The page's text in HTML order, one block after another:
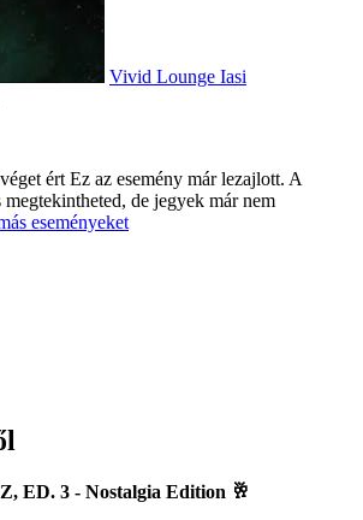
Vivid Lounge Iasi
ért Ez az esemény már lezajlott. A
megtekintheted, de jegyek már nem
eseményeket
ED. 3 - Nostalgia Edition 🥂